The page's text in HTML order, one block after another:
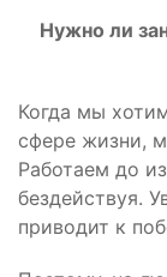
Нужно ли
Когда мы
сфере жизни,
Работаем до
бездействуя.
приводит к